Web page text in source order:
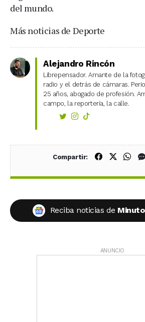
del mundo.
Más noticias de Deporte
Alejandro Rincón
Librepensador. Amante de la
radio y el detrás de cámaras.
25 años, abogado de profesión.
campo, la reportería, la calle.
Compartir: Compartir
Reciba noticias de
ANUNCIO